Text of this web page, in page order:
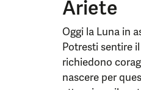
Ariete
Oggi la Luna in
Potresti sentire
richiedono
nascere per